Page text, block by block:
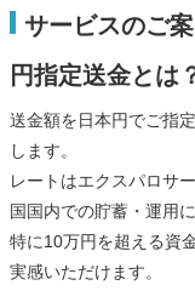
サービスのご
円指定送金とは
送金額を日本円でご指
します。
レートはエクスパロサ
国国内での貯蓄・運用
特に10万円を超える資
実感いただけます。